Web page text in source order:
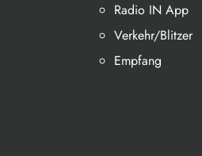
Radio IN App
Verkehr/Blitzer
Empfang